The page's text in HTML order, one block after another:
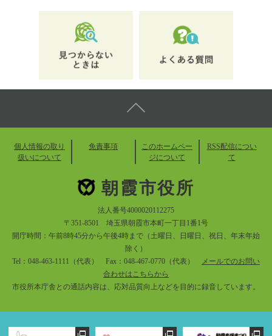
個人情報の取り
扱いについて
免責事項
このホームペー
ジについて
RSS配信につい
て
朝霞市役所
法人番号4000020112275
〒351-8501 埼玉県朝霞市本町一丁目1番1号
開庁時間：午前8時45分から午後4時まで（土曜日、日曜日、祝日、年末年始
除く）
Tel：048-463-1111（代表） Fax：048-467-0770（代表）
メールでのお問い
合わせはこちらから
市役所本庁舎との通話内容は、応対品質向上などを目的に録音しています。